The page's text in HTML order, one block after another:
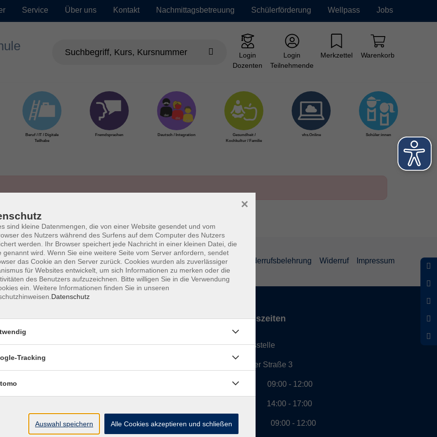
Service Über uns Kontakt Nachmittagsbetreuung Schülerförderung Wellpass Jobs
Login
Dozenten
Login
Teilnehmende
Merkzettel Warenkorb
Beruf / IT / Digitale
Teilhabe
Fremdsprachen Deutsch / Integration
Gesundheit /
Kochkultur / Familie
vhs.Online Schüler:innen
AGB Datenschutzerklärung Barrierefreiheit Widerrufsbelehrung Widerruf Impressum
Volkshochschule Haar e.V.
Geschäftsstelle im Poststadl
Münchener Straße 3
85540 Haar
Öffnungszeiten
Geschäftsstelle
Münchener Straße 3
Montag 09:00 - 12:00
14:00 - 17:00
Dienstag 09:00 - 12:00
sind kleine Datenmengen, die von einer Website gesendet und vom
des Nutzers während des Surfens auf dem Computer des Nutzers
werden. Ihr Browser speichert jede Nachricht in einer kleinen Datei, die
genannt wird. Wenn Sie eine weitere Seite vom Server anfordern, sendet
das Cookie an den Server zurück. Cookies wurden als zuverlässiger
für Websites entwickelt, um sich Informationen zu merken oder die
des Benutzers aufzuzeichnen. Bitte willigen Sie in die Verwendung
ein. Weitere Informationen finden Sie in unseren
Datenschutz
×
Tracking
Auswahl speichern Alle Cookies akzeptieren und schließen